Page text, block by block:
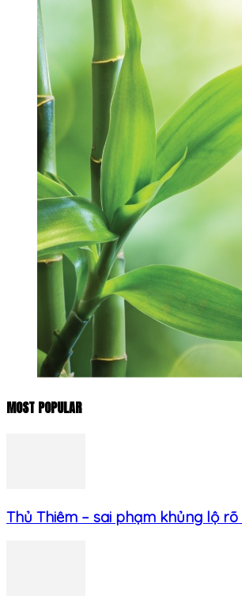
MOST POPULAR
Thủ Thiêm – sai phạm khủng lộ